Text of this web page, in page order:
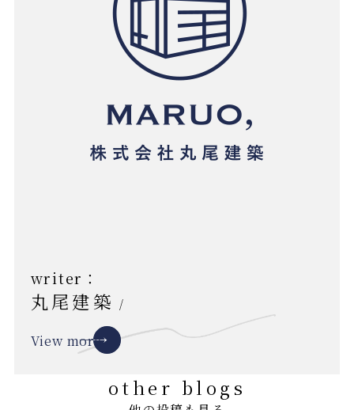
writer：
丸尾建築 /
View more
other blogs